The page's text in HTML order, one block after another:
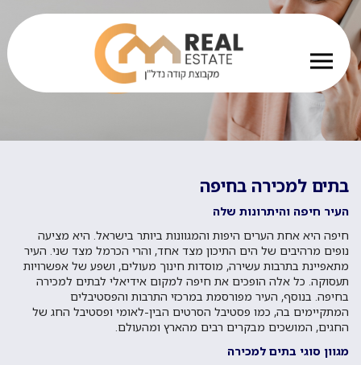
בתים למכירה בחיפה
העיר חיפה והיתרונות שלה
חיפה היא אחת הערים היפות והמגוונות ביותר בישראל. היא מציעה
נופים מרהיבים של הים התיכון מצד אחד, והרי הכרמל מצד שני. העיר
מתאפיינת בתרבות עשירה, מוסדות חינוך מעולים, ושפע של אפשרויות
תעסוקה. כל אלה הופכים את חיפה למקום אידיאלי לבתים למכירה
בחיפה. בנוסף, העיר מפורסמת במרכזי התרבות והפסטיבלים
המתקיימים בה, כמו פסטיבל הסרטים הבין-לאומי ופסטיבל החג של
החגים, המושכים מבקרים רבים מהארץ ומהעולם.
מגוון סוגי בתים למכירה